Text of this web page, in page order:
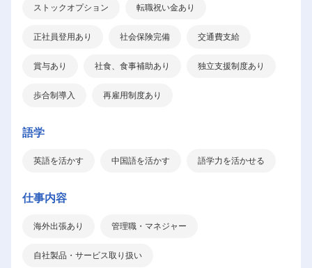
ストックオプション 転職祝い金あり
正社員登用あり 社会保険完備 交通費支給
賞与あり 社食、食事補助あり 独立支援制度あり
歩合制導入 再雇用制度あり
語学
英語を活かす 中国語を活かす 語学力を活かせる
仕事内容
海外出張あり 管理職・マネジャー
自社製品・サービス取り扱い